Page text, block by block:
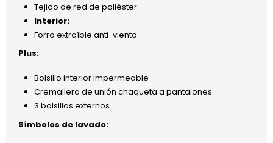
Tejido de red de poliéster
Interior:
Forro extraíble anti-viento
Plus:
Bolsillo interior impermeable
Cremallera de unión chaqueta a pantalones
3 bolsillos externos
Símbolos de lavado: